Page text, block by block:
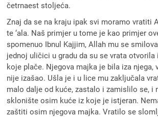
četrnaest stoljeća.
Znaj da se na kraju ipak svi moramo vratiti
te ‘ala. Naš primjer u tome je kao primjer
spomenuo Ibnul Kajjim, Allah mu se
jednoj uličici u gradu da su se vrata
koje plače. Njegova majka je bila iza njega,
nije izašao. Ušla je i u lice mu zaključala
malo dalje od kuće, zastalo i zamislilo se, i
sklonište osim kuće iz koje je istjeran.
zaštiti osim njegova majka. Vratilo se